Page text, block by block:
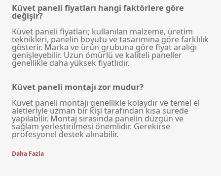
Küvet paneli fiyatları hangi faktörlere göre
değişir?
Küvet paneli fiyatları; kullanılan malzeme, üretim
teknikleri, panelin boyutu ve tasarımına göre farklılık
gösterir. Marka ve ürün grubuna göre fiyat aralığı
genişleyebilir. Uzun ömürlü ve kaliteli paneller
genellikle daha yüksek fiyatlıdır.
Küvet paneli montajı zor mudur?
Küvet paneli montajı genellikle kolaydır ve temel el
aletleriyle uzman bir kişi tarafından kısa sürede
yapılabilir. Montaj sırasında panelin düzgün ve
sağlam yerleştirilmesi önemlidir. Gerekirse
profesyonel destek alınabilir.
Daha Fazla